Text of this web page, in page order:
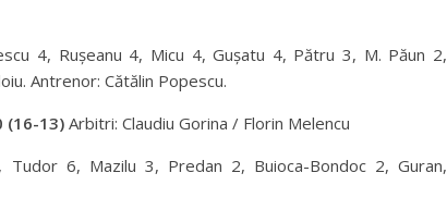
4, Rușeanu 4, Micu 4, Gușatu 4, Pătru 3, M. Păun 2,
Antrenor: Cătălin Popescu.
(16-13) Arbitri: Claudiu Gorina / Florin Melencu
6, Mazilu 3, Predan 2, Buioca-Bondoc 2, Guran,